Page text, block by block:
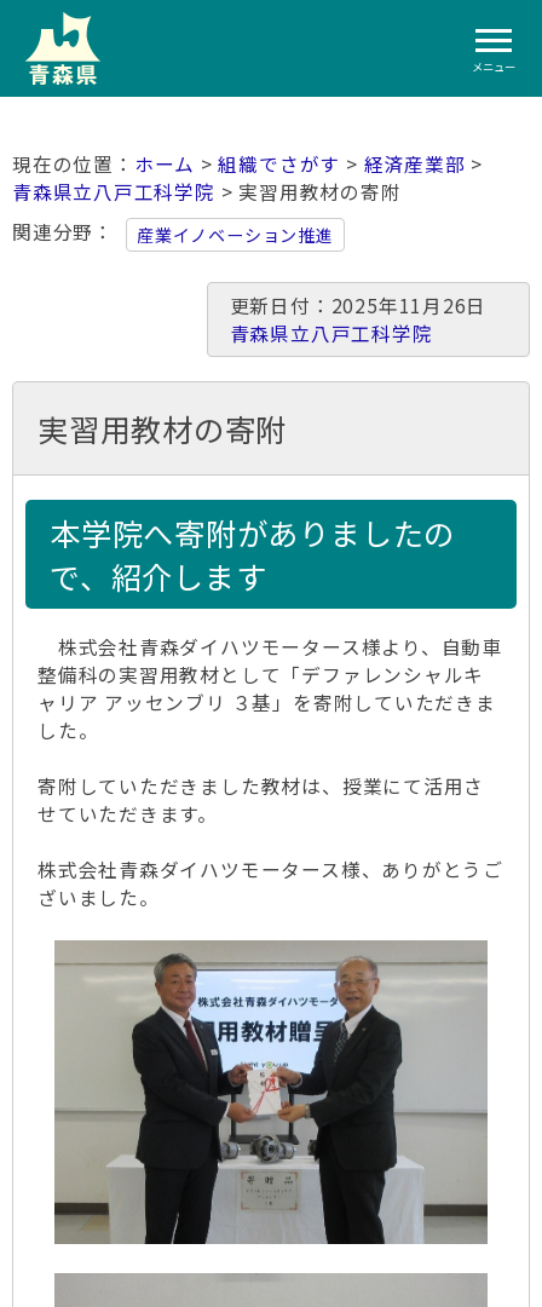
メニュー
ホーム >組織でさがす > 経済産業部 >
青森県立八戸工科学院 > 実習用教材の寄附
関連分野
産業イノベーション推進
更新日付：2025年11月26日
青森県立八戸工科学院
実習用教材の寄附
本学院へ寄附がありましたの
で、紹介します
株式会社青森ダイハツモータース様より、自動車
整備科の実習用教材として「デファレンシャルキ
ャリア アッセンブリ ３基」を寄附していただきま
した。
寄附していただきました教材は、授業にて活用さ
せていただきます。
株式会社青森ダイハツモータース様、ありがとうご
ざいました。